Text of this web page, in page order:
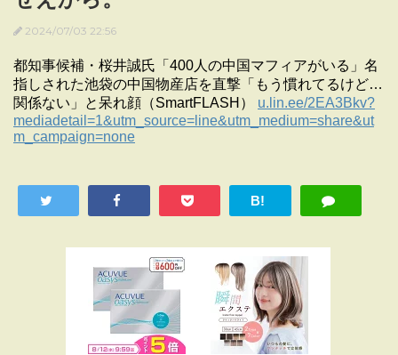
2024/07/03 22:56
都知事候補・桜井誠氏「400人の中国マフィアがいる」名
指しされた池袋の中国物産店を直撃「もう慣れてるけど…
関係ない」と呆れ顔（SmartFLASH） u.lin.ee/2EA3Bkv?
mediadetail=1&utm_source=line&utm_medium=share&ut
m_campaign=none
B!